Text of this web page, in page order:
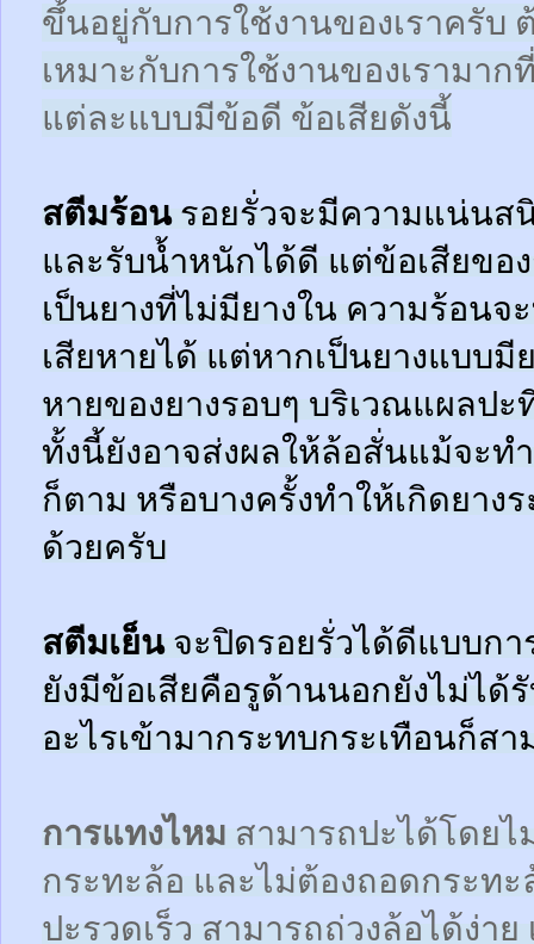
ขึ้นอยู่กับการใช้งานของเราครับ
เหมาะกับการใช้งานของเรามา
แต่ละแบบมีข้อดี ข้อเสียดังนี้
สตีมร้อนรอยรั่วจะมีความแน่นส
และรับน้ำหนักได้ดี แต่ข้อเสียขอ
เป็นยางที่ไม่มียางใน ความร้อนจ
เสียหายได้ แต่หากเป็นยางแบบมี
หายของยางรอบๆ บริเวณแผลป
ทั้งนี้ยังอาจส่งผลให้ล้อสั่นแม้จะท
ก็ตาม หรือบางครั้งทำให้เกิดยา
ด้วยครับ
สตีมเย็นจะปิดรอยรั่วได้ดีแบบก
ยังมีข้อเสียคือรูด้านนอกยังไม่ได้
อะไรเข้ามากระทบกระเทือนก็ส
การแทงไหม สามารถปะได้โดยไ
กระทะล้อ และไม่ต้องถอดกระทะ
ปะรวดเร็ว สามารถถ่วงล้อได้ง่า